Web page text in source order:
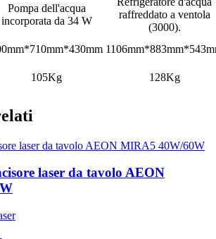
Pompa dell'acqua
incorporata da 34 W
raffreddato a ventola
(3000).
105Kg 128Kg
laser da tavolo AEON